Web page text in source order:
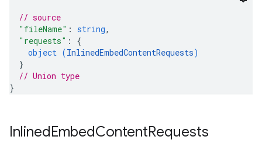
// source
"fileName" : string,
"requests" : {
object (InlinedEmbedContentRequests)
}
// Union type
}
InlinedEmbedContentRequests